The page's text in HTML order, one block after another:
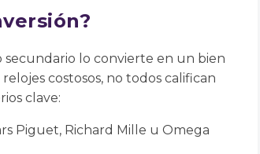
lo convierte en un bien
costosos, no todos califican
clave:
Piguet, Richard Mille u Omega